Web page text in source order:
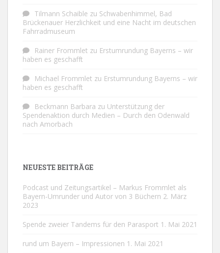
Tilmann Schaible zu Schwabenhimmel, Bad
Brückenauer Herzlichkeit und eine Nacht im deutschen
Fahrradmuseum
Rainer Frommlet zu Erstumrundung Bayerns – wir
haben es geschafft
Michael Frommlet zu Erstumrundung Bayerns – wir
haben es geschafft
Beckmann Barbara zu Unterstützung der
Spendenaktion durch Medien – Durch den Odenwald
nach Amorbach
NEUESTE BEITRÄGE
Podcast und Zeitungsartikel – Markus Frommlet als
Bayern-Umrunder und Autor von 3 Büchern 2. März
2023
Spende zweier Tandems für den Parasport 1. Mai 2021
rund um Bayern – Impressionen 1. Mai 2021